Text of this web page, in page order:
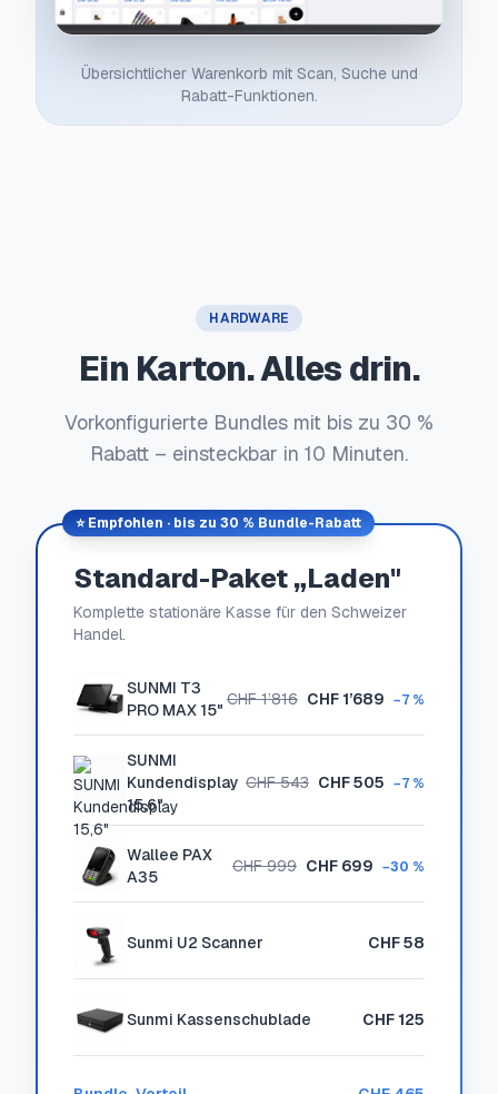
Übersichtlicher Warenkorb mit Scan, Suche und
Rabatt-Funktionen.
HARDWARE
Ein Karton. Alles drin.
Vorkonfigurierte Bundles mit bis zu 30 %
Rabatt – einsteckbar in 10 Minuten.
⭐ Empfohlen · bis zu 30 % Bundle-Rabatt
Standard-Paket „Laden"
Komplette stationäre Kasse für den Schweizer
Handel.
SUNMI T3
PRO MAX 15"
CHF 1’816 CHF 1’689 −7 %
SUNMI
Kundendisplay
15,6"
CHF 543 CHF 505 −7 %
Wallee PAX
A35
CHF 999 CHF 699 −30 %
Sunmi U2 Scanner CHF 58
Sunmi Kassenschublade CHF 125